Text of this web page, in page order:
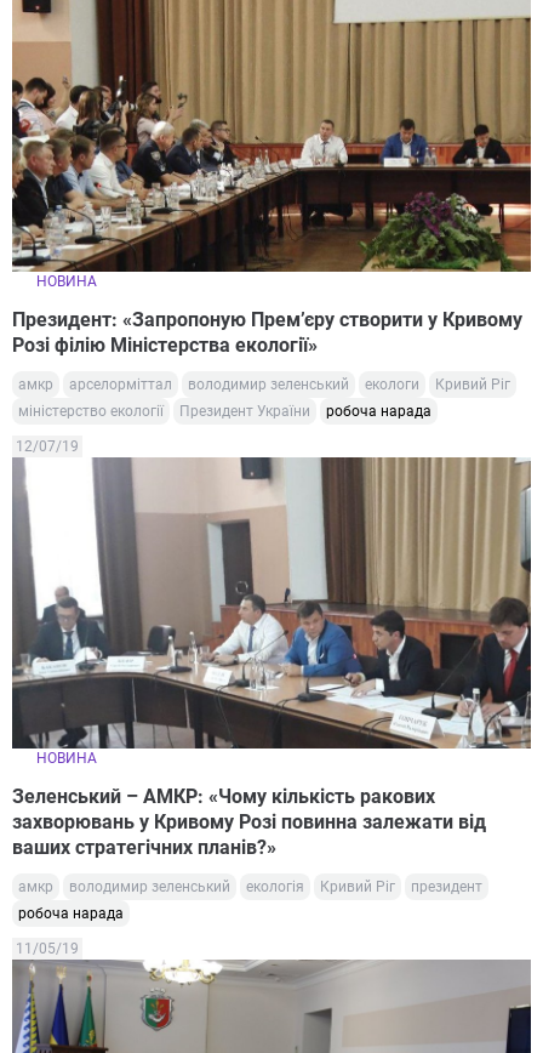
НОВИНА
Президент: «Запропоную Прем’єру створити у Кривому
Розі філію Міністерства екології»
амкр арселорміттал володимир зеленський екологи
Кривий Ріг
міністерство екології
Президент України робоча нарада
12/07/19
НОВИНА
Зеленський – АМКР: «Чому кількість ракових
захворювань у Кривому Розі повинна залежати від
ваших стратегічних планів?»
амкр володимир зеленський екологія Кривий Ріг
президент
робоча нарада
11/05/19